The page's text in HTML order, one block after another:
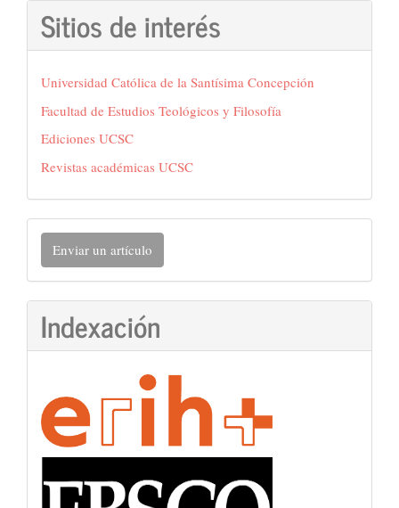
Sitios de interés
Universidad Católica de la Santísima Concepción
Facultad de Estudios Teológicos y Filosofía
Ediciones UCSC
Revistas académicas UCSC
Enviar
un
artículo
Enviar un artículo
Indexación